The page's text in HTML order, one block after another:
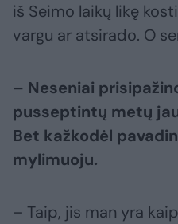
iš Seimo laikų likę
vargu ar atsirado. O
– Neseniai
pusseptintų metų
Bet kažkodėl
mylimuoju.
– Taip, jis man yra